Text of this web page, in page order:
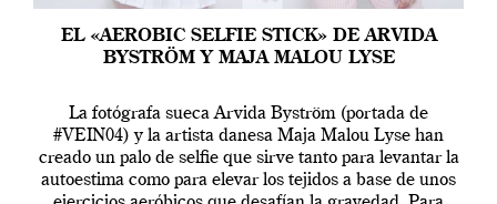
EL «AEROBIC SELFIE STICK» DE ARVIDA
BYSTRÖM Y MAJA MALOU LYSE
La fotógrafa sueca Arvida Byström (portada de
#VEIN04) y la artista danesa Maja Malou Lyse han
creado un palo de selfie que sirve tanto para levantar la
autoestima como para elevar los tejidos a base de unos